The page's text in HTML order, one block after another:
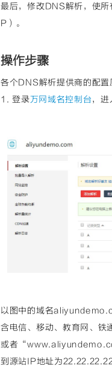
最后，修改DNS解析，使
P）。
操作步骤
各个DNS解析提供商的配
1. 登录万网域名控制台，
以图中的域名
含电信、移动、教育网、
或者
到源站IP地址为